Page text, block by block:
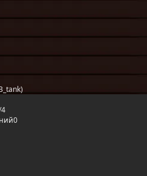
0